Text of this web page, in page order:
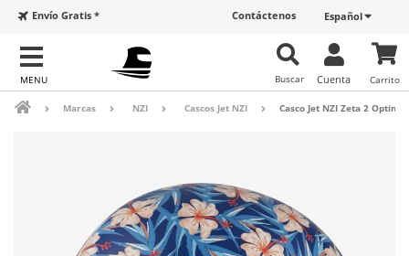
Español
Contáctenos
Envío Gratis *
Carrito
Cuenta
Buscar
Marcas NZI Cascos Jet NZI Casco Jet NZI Zeta 2